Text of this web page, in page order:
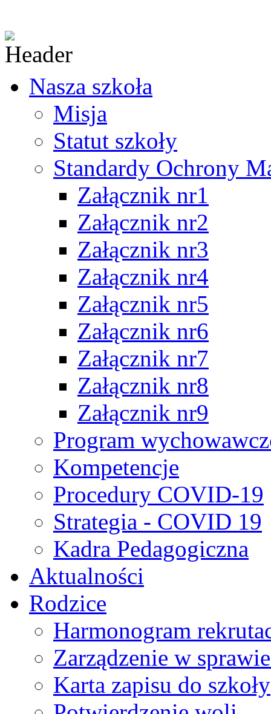
Nasza szkoła
Misja
Statut szkoły
Standardy Ochrony
Załącznik nr1
Załącznik nr2
Załącznik nr3
Załącznik nr4
Załącznik nr5
Załącznik nr6
Załącznik nr7
Załącznik nr8
Załącznik nr9
Program
Kompetencje
Procedury COVID-19
Strategia - COVID 19
Kadra Pedagogiczna
Aktualności
Rodzice
Harmonogram
Zarządzenie w
Karta zapisu do szkoły